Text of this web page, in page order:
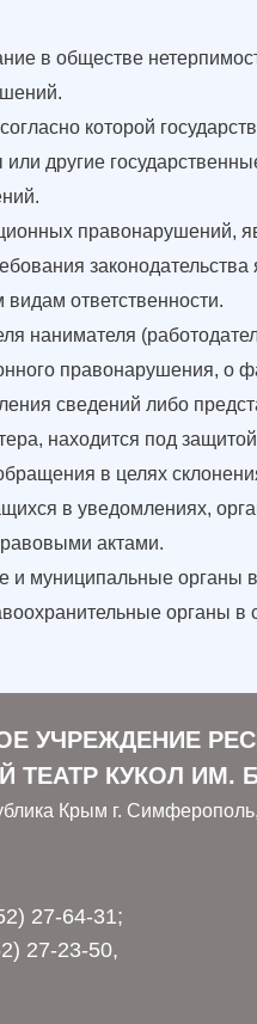
в обществе
которой
другие
правонарушений,
ответственности.
правонарушения, о
сведений либо
находится под защитой
в целях
в уведомлениях,
актами.
и муниципальные
органы в
УЧРЕЖДЕНИЕ
ТЕАТР КУКОЛ ИМ.
Крым г. Симферополь,
27-64-31;
27-23-50,